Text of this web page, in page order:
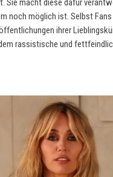
Sie macht diese dafür
noch möglich ist. Selbst
ihrer
rassistische und